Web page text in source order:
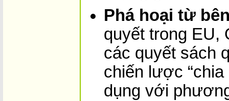
Phá hoại từ
quyết trong EU,
các quyết sách
chiến lược “chia
dụng với